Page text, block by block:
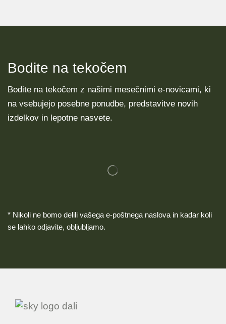
Bodite na tekočem
Bodite na tekočem z našimi mesečnimi e-novicami, ki
na vsebujejo posebne ponudbe, predstavitve novih
izdelkov in lepotne nasvete.
* Nikoli ne bomo delili vašega e-poštnega naslova in kadar koli
se lahko odjavite, obljubljamo.